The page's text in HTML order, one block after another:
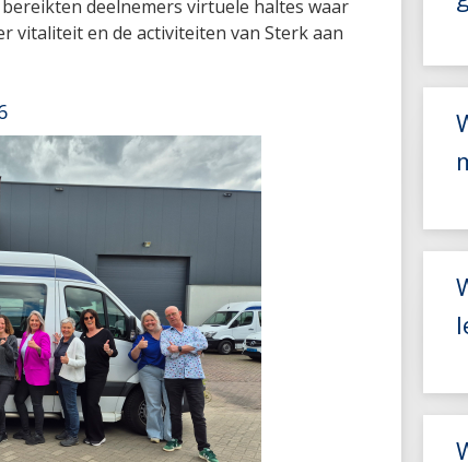
deelnemers virtuele haltes waar
vitaliteit en de activiteiten van Sterk aan